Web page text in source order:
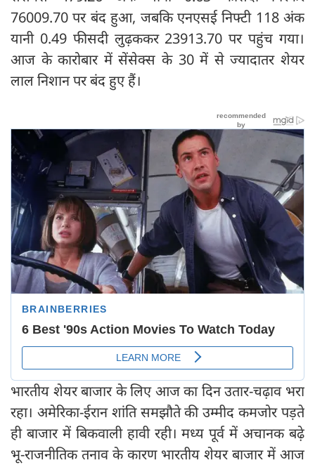
76009.70 पर बंद हुआ, जबकि एनएसई निफ्टी 118 अंक
यानी 0.49 फीसदी लुढ़ककर 23913.70 पर पहुंच गया।
आज के कारोबार में सेंसेक्‍स के 30 में से ज्यादातर शेयर
लाल निशान पर बंद हुए हैं।
भारतीय शेयर बाजार के लिए आज का दिन उतार-चढ़ाव भरा
रहा। अमेरिका-ईरान शांति समझौते की उम्मीद कमजोर पड़ते
ही बाजार में बिकवाली हावी रही। मध्य पूर्व में अचानक बढ़े
भू-राजनीतिक तनाव के कारण भारतीय शेयर बाजार में आज